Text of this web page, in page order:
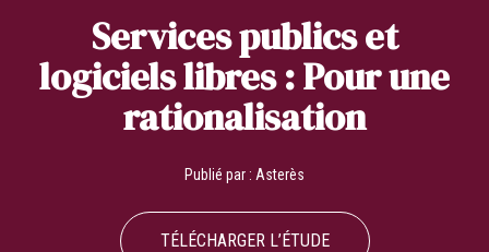
Services publics et
logiciels libres : Pour une
rationalisation
Publié par : Asterès
TÉLÉCHARGER L’ÉTUDE